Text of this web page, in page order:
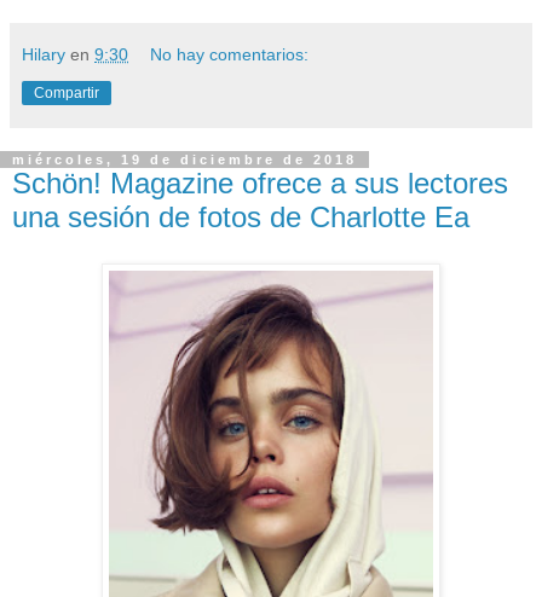
Hilary en 9:30 No hay comentarios:
Compartir
miércoles, 19 de diciembre de 2018
Schön! Magazine ofrece a sus lectores
una sesión de fotos de Charlotte Ea